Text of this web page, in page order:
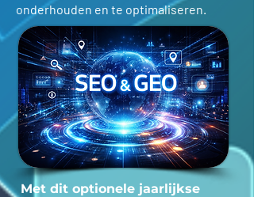
onderhouden en te optimaliseren.
Met dit optionele jaarlijkse